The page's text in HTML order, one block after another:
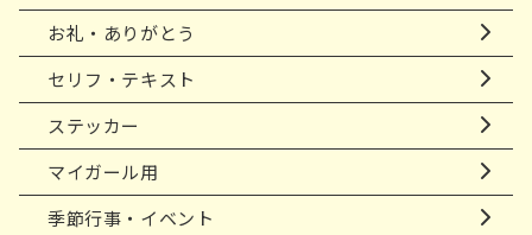
お礼・ありがとう
セリフ・テキスト
ステッカー
マイガール用
季節行事・イベント